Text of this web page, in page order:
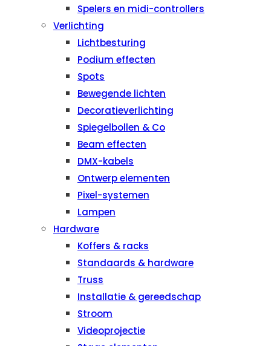
Spelers en midi-controllers
Verlichting
Lichtbesturing
Podium effecten
Spots
Bewegende lichten
Decoratieverlichting
Spiegelbollen & Co
Beam effecten
DMX-kabels
Ontwerp elementen
Pixel-systemen
Lampen
Hardware
Koffers & racks
Standaards & hardware
Truss
Installatie & gereedschap
Stroom
Videoprojectie